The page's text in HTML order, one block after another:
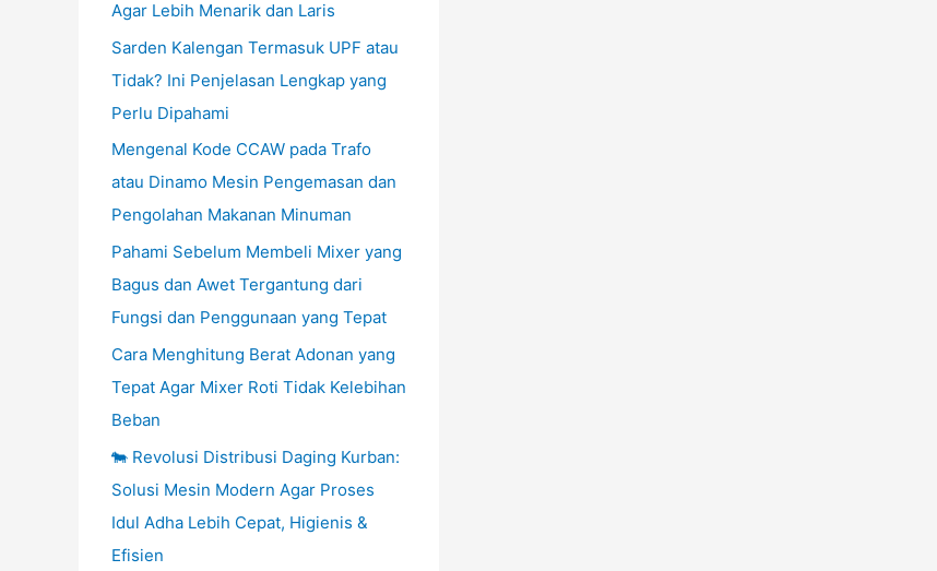
Agar Lebih Menarik dan Laris
Sarden Kalengan Termasuk UPF atau
Tidak? Ini Penjelasan Lengkap yang
Perlu Dipahami
Mengenal Kode CCAW pada Trafo
atau Dinamo Mesin Pengemasan dan
Pengolahan Makanan Minuman
Pahami Sebelum Membeli Mixer yang
Bagus dan Awet Tergantung dari
Fungsi dan Penggunaan yang Tepat
Cara Menghitung Berat Adonan yang
Tepat Agar Mixer Roti Tidak Kelebihan
Beban
🐄 Revolusi Distribusi Daging Kurban:
Solusi Mesin Modern Agar Proses
Idul Adha Lebih Cepat, Higienis &
Efisien